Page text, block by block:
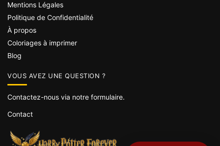
Mentions Légales
Politique de Confidentialité
À propos
Coloriages à imprimer
Blog
VOUS AVEZ UNE QUESTION ?
Contactez-nous via notre formulaire.
Contact